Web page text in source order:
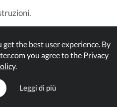
the best user experience. By
you agree to the Privacy
.
Leggi di più